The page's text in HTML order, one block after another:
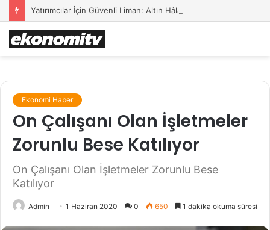
Yatırımcılar İçin Güvenli Liman: Altın Hâlâ İlk Sırada mı?
Ekonomi Haber
On Çalışanı Olan İşletmeler
Zorunlu Bese Katılıyor
On Çalışanı Olan İşletmeler Zorunlu Bese
Katılıyor
Admin 1 Haziran 2020 0 650 1 dakika okuma süresi